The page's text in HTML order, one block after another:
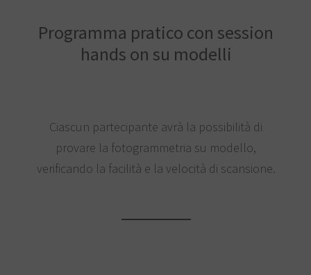
Programma pratico con session
hands on su modelli
Ciascun partecipante avrà la possibilità di
provare la fotogrammetria su modello,
verificando la facilità e la velocità di scansione.